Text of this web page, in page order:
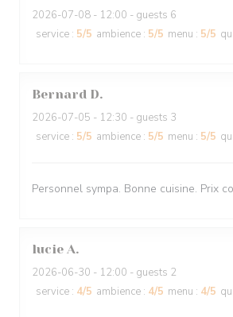
2026-07-08 - 12:00 - guests 6
service : 5/5 ambience : 5/5 menu : 5/5
Bernard D
2026-07-05 - 12:30 - guests 3
service : 5/5 ambience : 5/5 menu : 5/5
Personnel sympa. Bonne cuisine. Prix
lucie A
2026-06-30 - 12:00 - guests 2
service : 4/5 ambience : 4/5 menu : 4/5